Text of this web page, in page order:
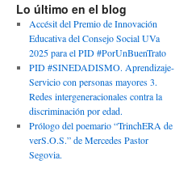
Lo último en el blog
Accésit del Premio de Innovación
Educativa del Consejo Social UVa
2025 para el PID #PorUnBuenTrato
PID #SINEDADISMO. Aprendizaje-
Servicio con personas mayores 3.
Redes intergeneracionales contra la
discriminación por edad.
Prólogo del poemario “TrinchERA de
verS.O.S.” de Mercedes Pastor
Segovia.